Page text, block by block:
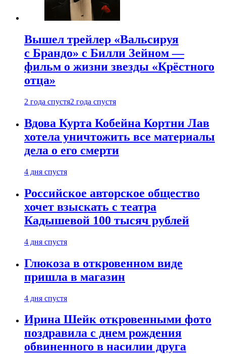
Вышел трейлер «Вальсируя
с Брандо» с Билли Зейном —
фильм о жизни звезды «Крёстного
отца»
2 года спустя2 года спустя
Вдова Курта Кобейна Кортни Лав
хотела уничтожить все материалы
дела о его смерти
4 дня спустя
Российское авторское общество
хочет взыскать с театра
Кадышевой 100 тысяч рублей
4 дня спустя
Глюкоза в откровенном виде
пришла в магазин
4 дня спустя
Ирина Шейк откровенными фото
поздравила с днем рождения
обвиненного в насилии друга